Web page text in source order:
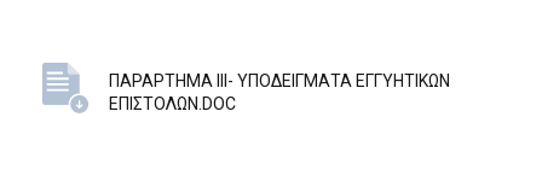
ΠΑΡΑΡΤΗΜΑ ΙΙΙ- ΥΠΟΔΕΙΓΜΑΤΑ ΕΓΓΥΗΤΙΚΩΝ
ΕΠΙΣΤΟΛΩΝ.DOC